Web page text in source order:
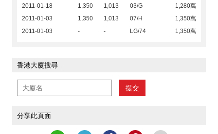
2011-01-18
1,350 1,013 03/G
1,280萬
2011-01-03
1,350 1,013 07/H
1,350萬
2011-01-03
- - LG/74 1,350萬
香港大廈搜尋
提交
分享此頁面